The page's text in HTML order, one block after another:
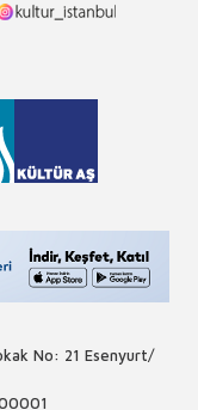
No: 21 Esenyurt/